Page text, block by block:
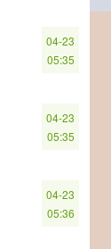
04-23
05:35
04-23
05:35
04-23
05:36